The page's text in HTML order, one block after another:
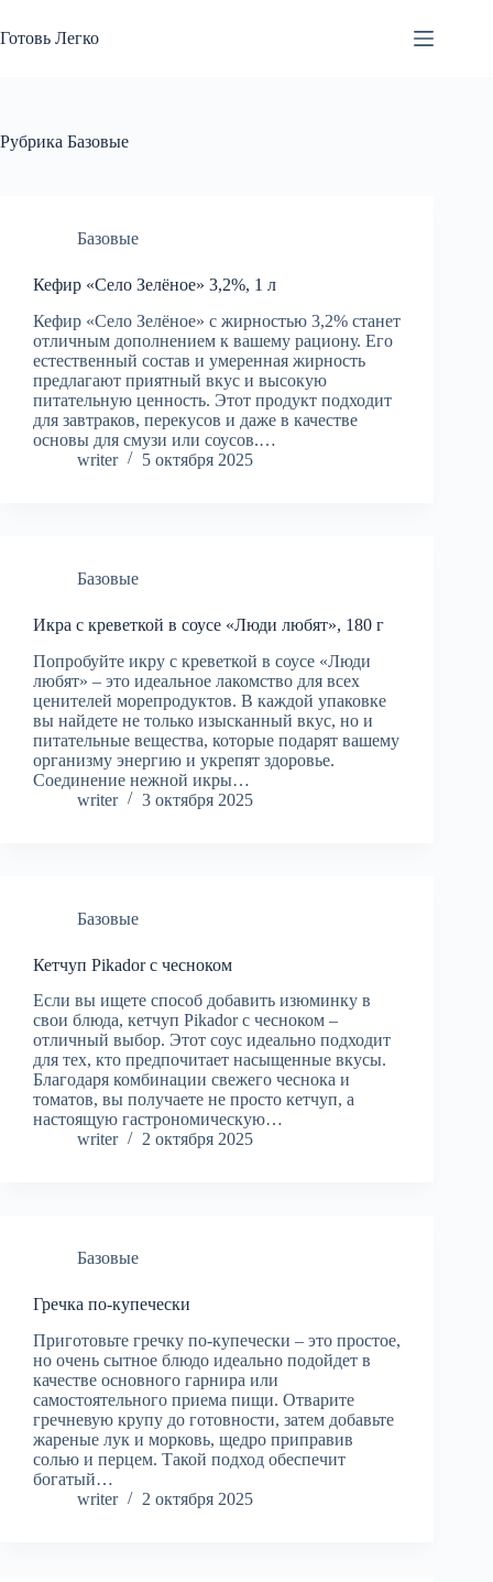
к
сути
Готовь Легко
Рубрика Базовые
Базовые
Кефир «Село Зелёное» 3,2%, 1 л
Кефир «Село Зелёное» с жирностью 3,2% станет
отличным дополнением к вашему рациону. Его
естественный состав и умеренная жирность
предлагают приятный вкус и высокую
питательную ценность. Этот продукт подходит
для завтраков, перекусов и даже в качестве
основы для смузи или соусов.…
writer
5 октября 2025
Базовые
Икра с креветкой в соусе «Люди любят», 180 г
Попробуйте икру с креветкой в соусе «Люди
любят» – это идеальное лакомство для всех
ценителей морепродуктов. В каждой упаковке
вы найдете не только изысканный вкус, но и
питательные вещества, которые подарят вашему
организму энергию и укрепят здоровье.
Соединение нежной икры…
writer
3 октября 2025
Базовые
Кетчуп Pikador с чесноком
Если вы ищете способ добавить изюминку в
свои блюда, кетчуп Pikador с чесноком –
отличный выбор. Этот соус идеально подходит
для тех, кто предпочитает насыщенные вкусы.
Благодаря комбинации свежего чеснока и
томатов, вы получаете не просто кетчуп, а
настоящую гастрономическую…
writer
2 октября 2025
Базовые
Гречка по-купечески
Приготовьте гречку по-купечески – это простое,
но очень сытное блюдо идеально подойдет в
качестве основного гарнира или
самостоятельного приема пищи. Отварите
гречневую крупу до готовности, затем добавьте
жареные лук и морковь, щедро приправив
солью и перцем. Такой подход обеспечит
богатый…
writer
2 октября 2025